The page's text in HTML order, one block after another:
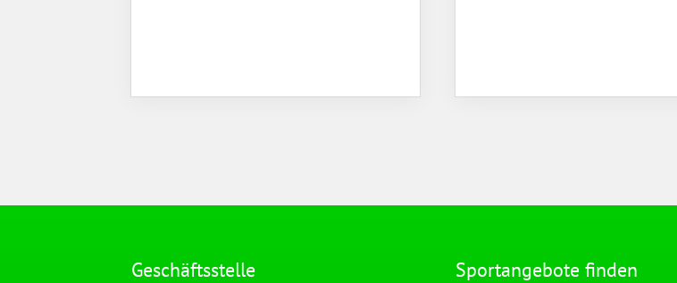
Geschäftsstelle Sportangebote finden